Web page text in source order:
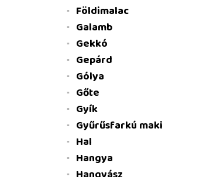
Földimalac
Galamb
Gekkó
Gepárd
Gólya
Gőte
Gyík
Gyűrűsfarkú maki
Hal
Hangya